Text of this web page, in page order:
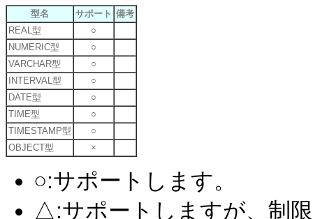
型名 サポート 備考
REAL型
○
NUMERIC型
○
VARCHAR型
○
INTERVAL型
○
DATE型
○
TIME型
○
TIMESTAMP型
○
OBJECT型
×
○:サポートします。
△:サポートしますが、制